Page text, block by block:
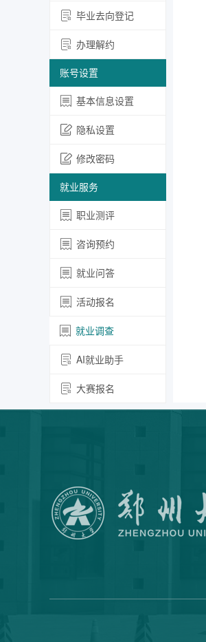
毕业去向登记
办理解约
账号设置
基本信息设置
隐私设置
修改密码
就业服务
职业测评
咨询预约
就业问答
活动报名
就业调查
AI就业助手
大赛报名